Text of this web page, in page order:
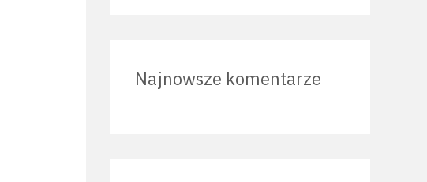
Najnowsze komentarze